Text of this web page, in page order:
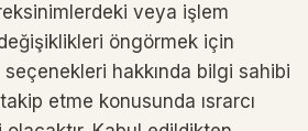
veya işlem
öngörmek için
hakkında bilgi sahibi
etme konusunda ısrarcı